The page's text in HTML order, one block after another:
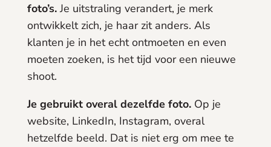
foto’s.Je uitstraling verandert, je merk
ontwikkelt zich, je haar zit anders. Als
klanten je in het echt ontmoeten en even
moeten zoeken, is het tijd voor een nieuwe
shoot.
Je gebruikt overal dezelfde foto.Op je
website, LinkedIn, Instagram, overal
hetzelfde beeld. Dat is niet erg om mee te